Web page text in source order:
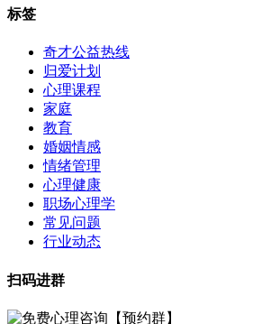
标签
奇才公益热线
归爱计划
心理课程
家庭
教育
婚姻情感
情绪管理
心理健康
职场心理学
常见问题
行业动态
扫码进群